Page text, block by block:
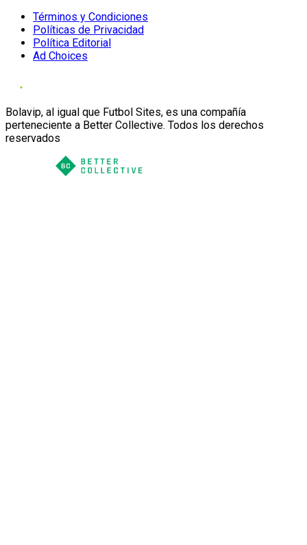
Términos y Condiciones
Políticas de Privacidad
Política Editorial
Ad Choices
Bolavip, al igual que Futbol Sites, es una compañía
perteneciente a Better Collective. Todos los derechos
reservados